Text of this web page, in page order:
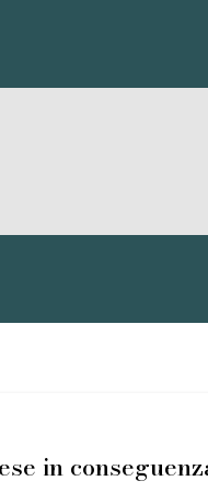
in